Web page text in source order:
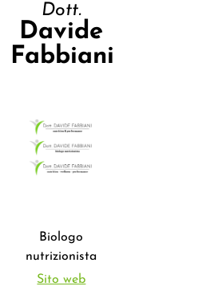
Dott.
Davide
Fabbiani
Biologo
nutrizionista
Sito web